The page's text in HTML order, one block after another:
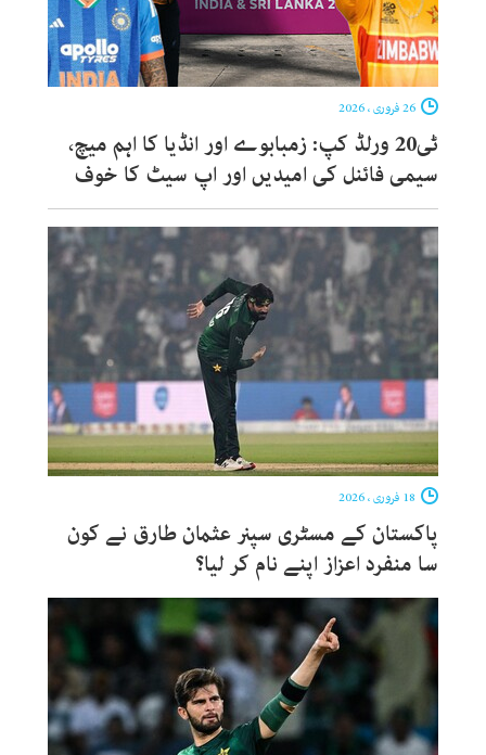
ٹی20 ورلڈ کپ: زمبابوے اور انڈیا کا اہم میچ،
سیمی فائنل کی امیدیں اور اپ سیٹ کا خوف
پاکستان کے مسٹری سپنر عثمان طارق نے کون
سا منفرد اعزاز اپنے نام کر لیا؟